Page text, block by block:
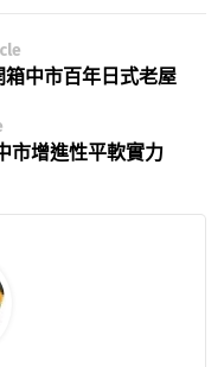
中市百年日式老屋
增進性平軟實力